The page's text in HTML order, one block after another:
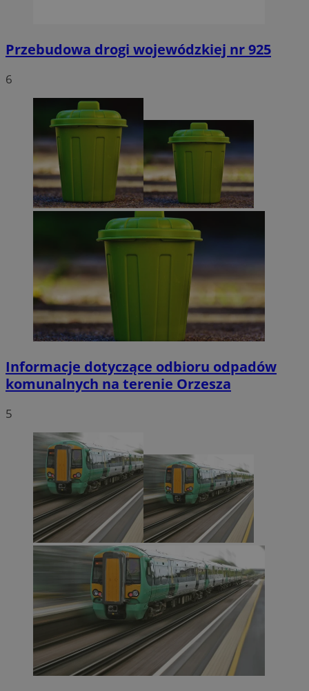
Przebudowa drogi wojewódzkiej nr 925
6
Informacje dotyczące odbioru odpadów
komunalnych na terenie Orzesza
5